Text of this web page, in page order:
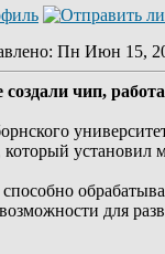
: Пн Июн 15,
чип,
установил
для